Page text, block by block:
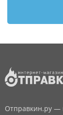
Отправкин.ру —